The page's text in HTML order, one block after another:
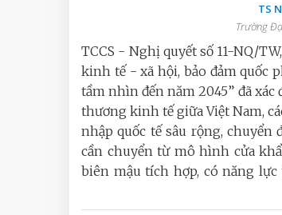
TS
Trường
TCCS - Nghị quyết số 11-NQ/
kinh tế - xã hội, bảo đảm quốc
tầm nhìn đến năm 2045” đã
thương kinh tế giữa Việt Nam,
nhập quốc tế sâu rộng, chuyển
cần chuyển từ mô hình cửa
biên mậu tích hợp, có năng